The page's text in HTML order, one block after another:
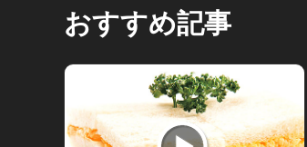
おすすめ記事